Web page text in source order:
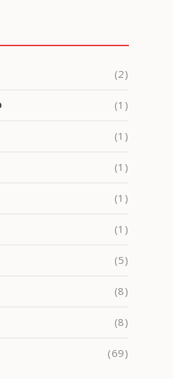
(2)
(1)
(1)
(1)
(1)
(1)
(5)
(8)
(8)
(69)